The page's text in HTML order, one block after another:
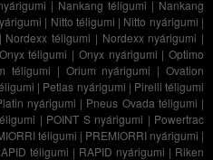
| Nankang téligumi | Nankang
| Nitto téligumi | Nitto nyárigumi |
| Nordexx téligumi | Nordexx nyárigumi |
Onyx téligumi | Onyx nyárigumi | Optimo
téligumi | Orium nyárigumi |Ovation
| Petlas nyárigumi | Pirelli téligumi
nyárigumi | Pneus Ovada téligumi |
| POINT S nyárigumi | Powertrac
téligumi | PREMIORRI nyárigumi |
téligumi | RAPID nyárigumi | Riken